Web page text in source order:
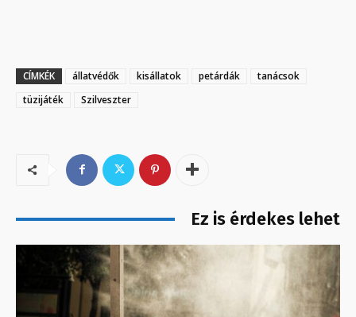
CÍMKÉK állatvédők kisállatok petárdák
tanácsok
tüzijáték
Szilveszter
Ez is érdekes lehet